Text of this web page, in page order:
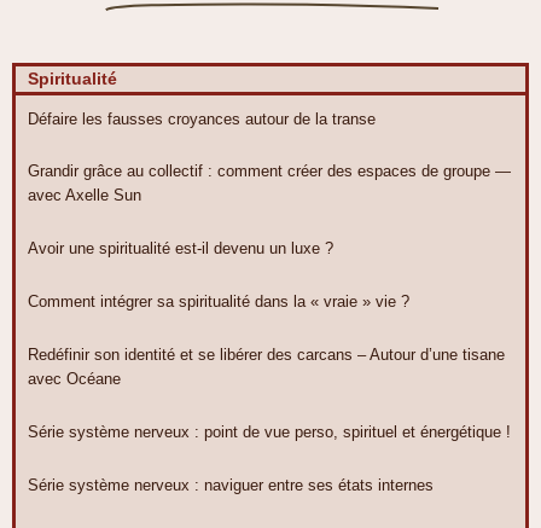
Spiritualité
Défaire les fausses croyances autour de la transe
Grandir grâce au collectif : comment créer des espaces de groupe —
avec Axelle Sun
Avoir une spiritualité est-il devenu un luxe ?
Comment intégrer sa spiritualité dans la « vraie » vie ?
Redéfinir son identité et se libérer des carcans – Autour d’une tisane
avec Océane
Série système nerveux : point de vue perso, spirituel et énergétique !
Série système nerveux : naviguer entre ses états internes